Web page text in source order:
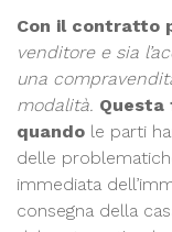
Con il contratto
venditore e sia
una
modalità.
quando le parti
delle
immediata
consegna della